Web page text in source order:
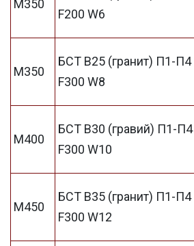
М350
F200 W6
М350
БСТ В25 (гранит) П1-П4
F300 W8
М400
БСТ В30 (гравий) П1-П4
F300 W10
М450
БСТ В35 (гранит) П1-П4
F300 W12